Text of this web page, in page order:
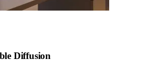
Diffusion